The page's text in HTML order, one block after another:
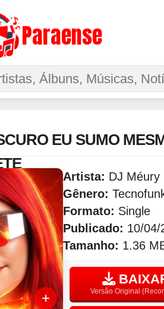
Paraense
EU SUMO
Artista: DJ Méury
Gênero:
Formato: Single
Publicado: 10/04/
Tamanho: 1.36
Versão Original